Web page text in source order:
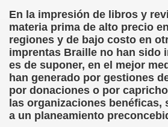
En la impresión de libros y
materia prima de alto precio
regiones y de bajo costo en
imprentas Braille no han sido
es de suponer, en el mejor
han generado por gestiones
por donaciones o por
las organizaciones
a un planeamiento
del Monumento a Luis
Baquero, Conferencia (David
de Obstáculos (Juurmaa, J.)
de Escritura Táctil para
de Hombres Ilustres de París